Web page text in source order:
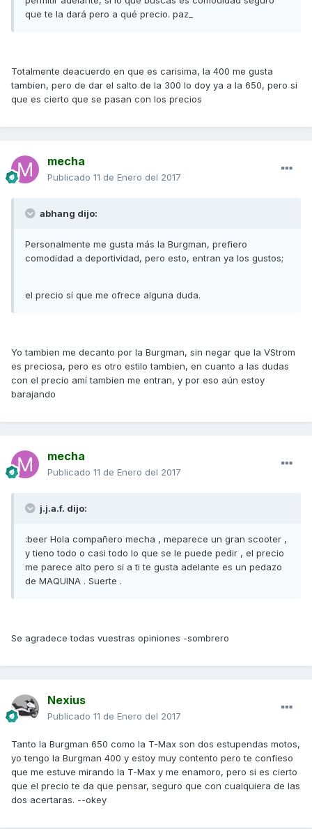
que te la dará pero a qué precio. paz_
Totalmente deacuerdo en que es carisima, la 400 me gusta
tambien, pero de dar el salto de la 300 lo doy ya a la 650, pero si
que es cierto que se pasan con los precios
mecha
Publicado 11 de Enero del 2017
abhang dijo:
Personalmente me gusta más la Burgman, prefiero
comodidad a deportividad, pero esto, entran ya los gustos;
el precio sí que me ofrece alguna duda.
Yo tambien me decanto por la Burgman, sin negar que la VStrom
es preciosa, pero es otro estilo tambien, en cuanto a las dudas
con el precio amí tambien me entran, y por eso aún estoy
barajando
mecha
Publicado 11 de Enero del 2017
j.j.a.f. dijo:
:beer Hola compañero mecha , meparece un gran scooter ,
y tieno todo o casi todo lo que se le puede pedir , el precio
me parece alto pero si a ti te gusta adelante es un pedazo
de MAQUINA . Suerte .
Se agradece todas vuestras opiniones -sombrero
Nexius
Publicado 11 de Enero del 2017
Tanto la Burgman 650 como la T-Max son dos estupendas motos,
yo tengo la Burgman 400 y estoy muy contento pero te confieso
que me estuve mirando la T-Max y me enamoro, pero si es cierto
que el precio te da que pensar, seguro que con cualquiera de las
dos acertaras. --okey